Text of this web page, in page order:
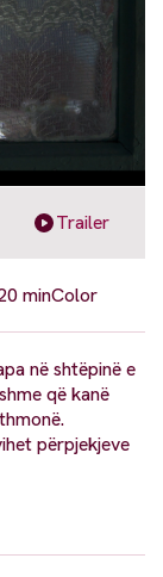
Trailer
minColor
në shtëpinë e
që kanë
përpjekjeve